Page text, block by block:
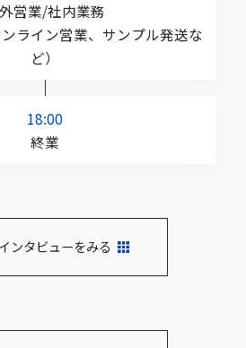
営業/社内業務
ンライン営業、サンプル発送な
ど）
18:00
終業
ンタビューをみる